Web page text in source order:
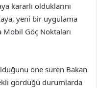
kararlı olduklarını
yeni bir uygulama
Mobil Göç Noktaları
öne süren Bakan
gördüğü durumlarda